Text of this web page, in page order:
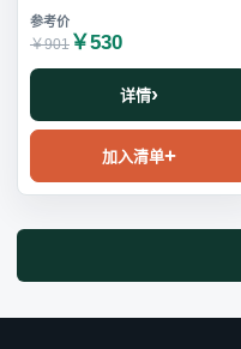
￥901 ￥530
详情
加入清单